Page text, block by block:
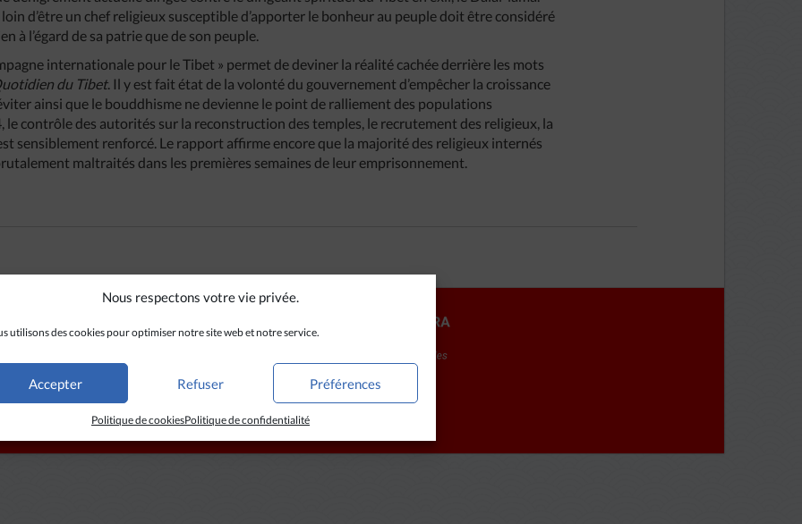
Nous respectons votre vie privée.
utilisons des cookies pour optimiser notre site web et notre service.
Accepter Refuser Préférences
Politique de cookiesPolitique de confidentialité
d’être un chef religieux susceptible d’apporter le bonheur au peuple doit être considéré
à l’égard de sa patrie que de son peuple.
internationale pour le Tibet » permet de deviner la réalité cachée derrière les mots
du Tibet. Il y est fait état de la volonté du gouvernement d’empêcher la croissance
ainsi que le bouddhisme ne devienne le point de ralliement des populations
le contrôle des autorités sur la reconstruction des temples, le recrutement des religieux, la
sensiblement renforcé. Le rapport affirme encore que la majorité des religieux internés
maltraités dans les premières semaines de leur emprisonnement.